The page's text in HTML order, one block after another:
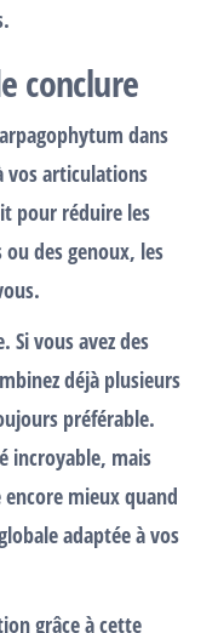
conclure
dans
vos articulations
pour réduire les
des genoux, les
Si vous avez des
déjà plusieurs
préférable.
incroyable, mais
mieux quand
adaptée à vos
grâce à cette